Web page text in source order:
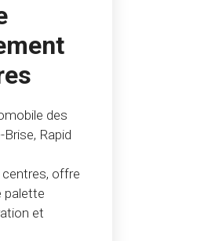
des
Rapid
centres, offre
palette
et